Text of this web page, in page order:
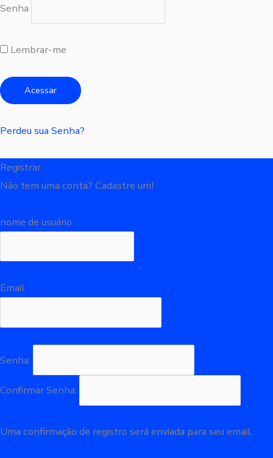
Senha
Lembrar-me
Perdeu sua Senha?
Registrar
Não tem uma conta? Cadastre um!
nome de usuário
Email
Senha:
Confirmar Senha:
Uma confirmação de registro será enviada para seu email.